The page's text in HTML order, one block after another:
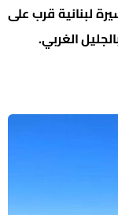
قرب على
الغربي.